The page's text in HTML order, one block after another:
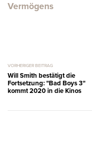
Vermögens
VORHERIGER BEITRAG
Will Smith bestätigt die
Fortsetzung: "Bad Boys 3"
kommt 2020 in die Kinos